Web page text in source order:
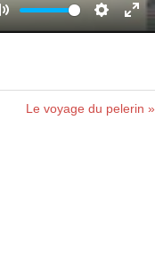
Mute
Settings
Le voyage du pelerin »